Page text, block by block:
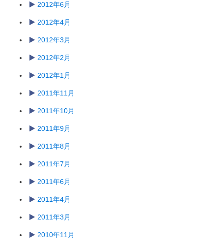
2012年6月
2012年4月
2012年3月
2012年2月
2012年1月
2011年11月
2011年10月
2011年9月
2011年8月
2011年7月
2011年6月
2011年4月
2011年3月
2010年11月